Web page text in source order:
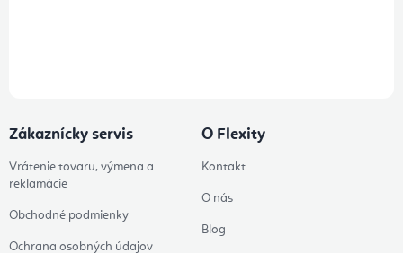
Zákaznícky servis
Vrátenie tovaru, výmena a
reklamácie
Obchodné podmienky
Ochrana osobných údajov
O Flexity
Kontakt
O nás
Blog